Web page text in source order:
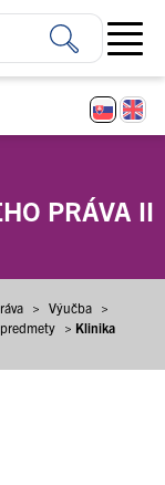
Open
PRÁVA II
> Výučba
>
> Klinika